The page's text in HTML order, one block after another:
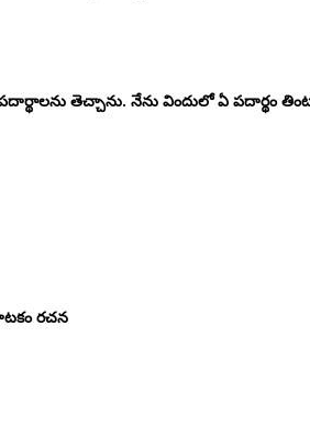
తెచ్చాను. నేను విందులో ఏ పదార్థం
రచన